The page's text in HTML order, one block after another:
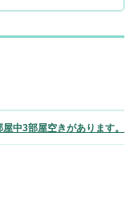
屋中3部屋空きがあります。